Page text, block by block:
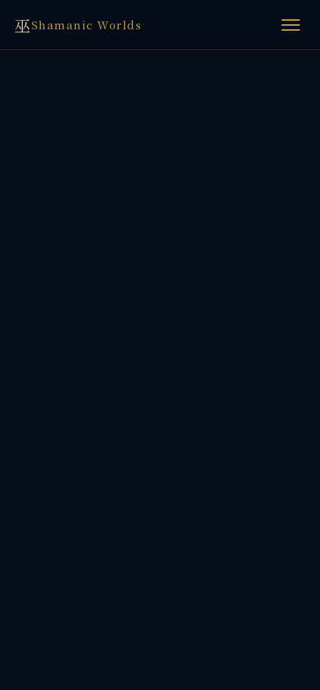
巫Shamanic Worlds